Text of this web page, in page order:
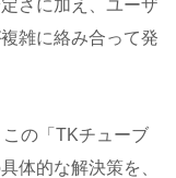
さに加え、ユーザ
雑に絡み合って発
の「TKチューブ
体的な解決策を、